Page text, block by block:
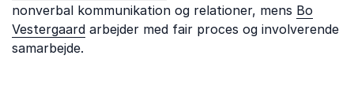
nonverbal kommunikation og relationer, mens Bo
Vestergaard arbejder med fair proces og involverende
samarbejde.